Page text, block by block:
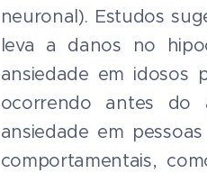
neuronal). Estudos
leva a danos no
ansiedade em idosos
ocorrendo antes do
ansiedade em
comportamentais,